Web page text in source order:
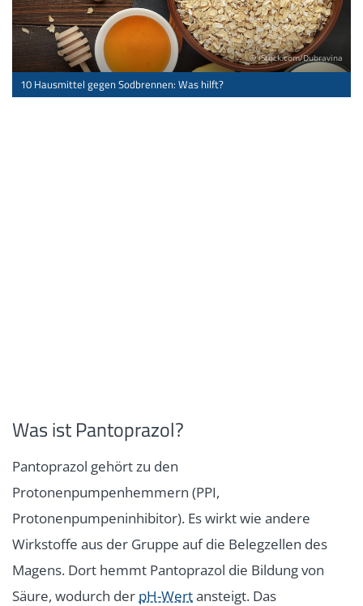
© iStock.com/Dubravina
10 Hausmittel gegen Sodbrennen: Was hilft?
Was ist Pantoprazol?
Pantoprazol gehört zu den
Protonenpumpenhemmern (PPI,
Protonenpumpeninhibitor). Es wirkt wie andere
Wirkstoffe aus der Gruppe auf die Belegzellen des
Magens. Dort hemmt Pantoprazol die Bildung von
Säure, wodurch der pH-Wertansteigt. Das